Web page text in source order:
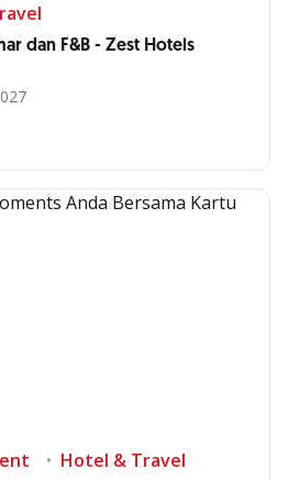
dan F&B - Zest Hotels
Hotel & Travel